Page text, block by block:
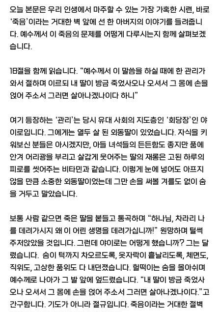
오늘 본문은 우리 인생에서 마주할 수 있는 가장 가혹한 시련, 바로
‘죽음’이라는 거대한 벽 앞에 선 한 아버지의 이야기를 들려줍니
다. 예수께서 이 죽음의 문제를 어떻게 다루시는지 함께 살펴보겠
습니다.
18절을 함께 읽습니다. “예수께서 이 말씀을 하실 때에 한 관리가
와서 절하며 이르되 내 딸이 방금 죽었사오나 오셔서 그 몸에 손을
얹어 주소서 그러면 살아나겠나이다 하니”
여기 등장하는 ‘관리’는 당시 유대 사회의 지도층인 ‘회당장’인 야
이로입니다. 그에게는 열두 살 된 외동딸이 있었습니다. 자식을 키
워보신 분들은 아시겠지만, 아들 녀석들의 든든함도 좋지만 품에
안겨 어리광을 부리고 살갑게 웃어주는 딸의 재롱은 고된 하루의
피로를 씻어주는 비타민과 같습니다. 이렇게 눈에 넣어도 아프지
않을 만큼 소중한 외동딸이었는데 그만 손을 써볼 겨를도 없이 숨
을 거두고 말았습니다.
보통 사람 같으면 죽은 딸을 붙들고 통곡하며 “하나님, 차라리 나
를 데려가시지 왜 이 어린 생명을 데려가십니까!” 원망하며 털썩
주저앉았을 것입니다. 그런데 야이로는 어떻게 했습니까? 그는 달
렸습니다. 숨이 턱까지 차오르도록, 옷자락이 흩날리도록, 체면도,
직위도, 고상한 품위도 다 내던졌습니다. 헐떡이는 숨을 몰아쉬며
예수께로 나아가 그 발 앞에 엎드렸습니다. “내 딸이 방금 죽었사
오나 오셔서 그 몸에 손을 얹어 주소서 그러면 살아나겠나이다.”고
간구합니다. 기도가 아니라 절규입니다. 죽음이라는 거대한 절벽